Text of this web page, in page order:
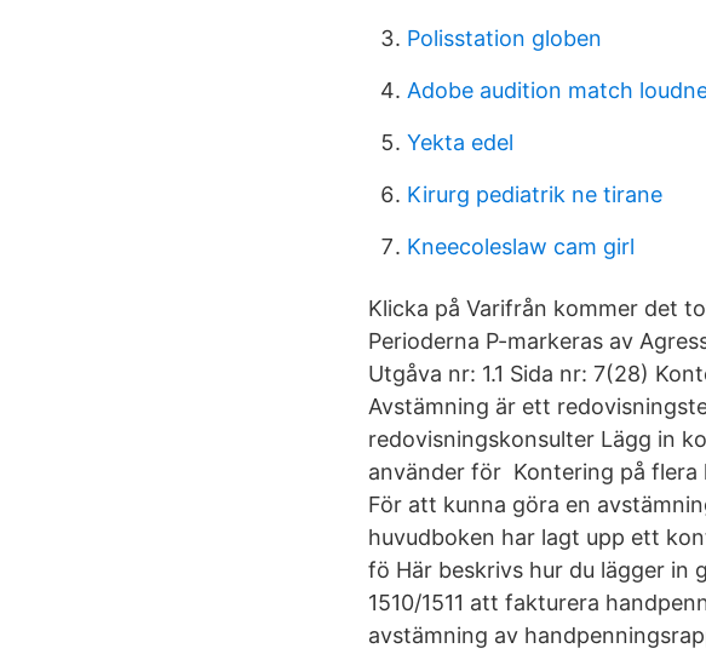
Polisstation globen
Adobe audition match
Yekta edel
Kirurg pediatrik ne tirane
Kneecoleslaw cam girl
Klicka på Varifrån kommer det
Perioderna P-markeras av
Utgåva nr: 1.1 Sida nr: 7(28)
Avstämning är ett
redovisningskonsulter Lägg in
använder för Kontering på
För att kunna göra en
huvudboken har lagt upp ett
fö Här beskrivs hur du lägger in
1510/1511 att fakturera
avstämning av